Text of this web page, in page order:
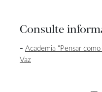
Consulte
Academia “Pensar
Vaz